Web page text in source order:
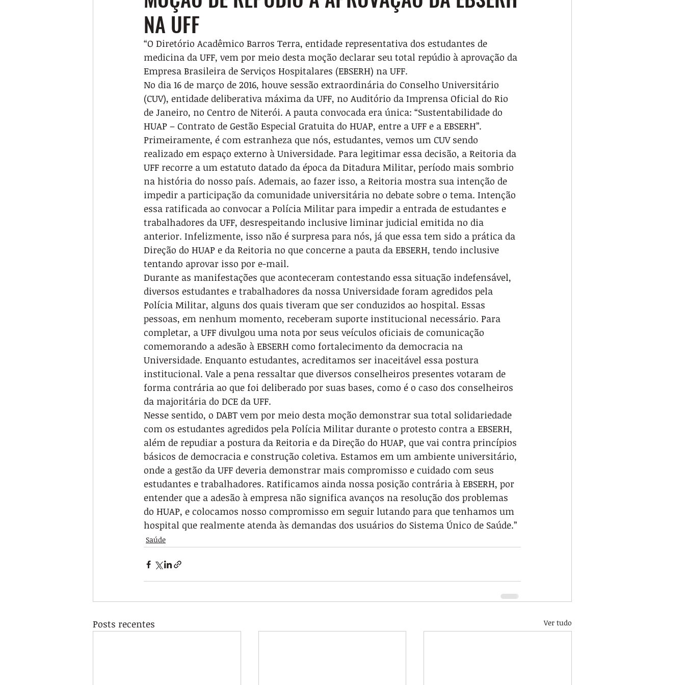
NA UFF
“O Diretório Acadêmico Barros Terra, entidade representativa dos estudantes de
medicina da UFF, vem por meio desta moção declarar seu total repúdio à aprovação da
Empresa Brasileira de Serviços Hospitalares (EBSERH) na UFF.
No dia 16 de março de 2016, houve sessão extraordinária do Conselho Universitário
(CUV), entidade deliberativa máxima da UFF, no Auditório da Imprensa Oficial do Rio
de Janeiro, no Centro de Niterói. A pauta convocada era única: “Sustentabilidade do
HUAP – Contrato de Gestão Especial Gratuita do HUAP, entre a UFF e a EBSERH”.
Primeiramente, é com estranheza que nós, estudantes, vemos um CUV sendo
realizado em espaço externo à Universidade. Para legitimar essa decisão, a Reitoria da
UFF recorre a um estatuto datado da época da Ditadura Militar, período mais sombrio
na história do nosso país. Ademais, ao fazer isso, a Reitoria mostra sua intenção de
impedir a participação da comunidade universitária no debate sobre o tema. Intenção
essa ratificada ao convocar a Polícia Militar para impedir a entrada de estudantes e
trabalhadores da UFF, desrespeitando inclusive liminar judicial emitida no dia
anterior. Infelizmente, isso não é surpresa para nós, já que essa tem sido a prática da
Direção do HUAP e da Reitoria no que concerne a pauta da EBSERH, tendo inclusive
tentando aprovar isso por e-mail.
Durante as manifestações que aconteceram contestando essa situação indefensável,
diversos estudantes e trabalhadores da nossa Universidade foram agredidos pela
Polícia Militar, alguns dos quais tiveram que ser conduzidos ao hospital. Essas
pessoas, em nenhum momento, receberam suporte institucional necessário. Para
completar, a UFF divulgou uma nota por seus veículos oficiais de comunicação
comemorando a adesão à EBSERH como fortalecimento da democracia na
Universidade. Enquanto estudantes, acreditamos ser inaceitável essa postura
institucional. Vale a pena ressaltar que diversos conselheiros presentes votaram de
forma contrária ao que foi deliberado por suas bases, como é o caso dos conselheiros
da majoritária do DCE da UFF.
Nesse sentido, o DABT vem por meio desta moção demonstrar sua total solidariedade
com os estudantes agredidos pela Polícia Militar durante o protesto contra a EBSERH,
além de repudiar a postura da Reitoria e da Direção do HUAP, que vai contra princípios
básicos de democracia e construção coletiva. Estamos em um ambiente universitário,
onde a gestão da UFF deveria demonstrar mais compromisso e cuidado com seus
estudantes e trabalhadores. Ratificamos ainda nossa posição contrária à EBSERH, por
entender que a adesão à empresa não significa avanços na resolução dos problemas
do HUAP, e colocamos nosso compromisso em seguir lutando para que tenhamos um
hospital que realmente atenda às demandas dos usuários do Sistema Único de Saúde.”
Saúde
Posts recentes Ver tudo